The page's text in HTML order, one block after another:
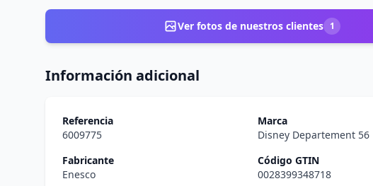
Ver fotos de nuestros clientes 1
Información adicional
Referencia
6009775
Marca
Disney Departement 56
Fabricante
Enesco
Código GTIN
0028399348718